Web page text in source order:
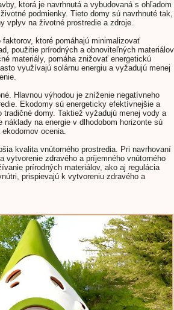
ktorá je navrhnutá a vybudovaná s ohľadom
podmienky. Tieto domy sú navrhnuté tak,
vplyv na životné prostredie a zdroje.
faktorov, ktoré pomáhajú minimalizovať
použitie prírodných a obnoviteľných
materiály, pomáha znižovať energetickú
využívajú solárnu energiu a vyžadujú menej
Hlavnou výhodou je zníženie negatívneho
Ekodomy sú energeticky efektívnejšie a
tradičné domy. Taktiež vyžadujú menej vody a
náklady na energie v dlhodobom horizonte sú
ocenia.
kvalita vnútorného prostredia. Pri navrhovaní
vytvorenie zdravého a príjemného vnútorného
prírodných materiálov, ako aj regulácia
prispievajú k vytvoreniu zdravého a